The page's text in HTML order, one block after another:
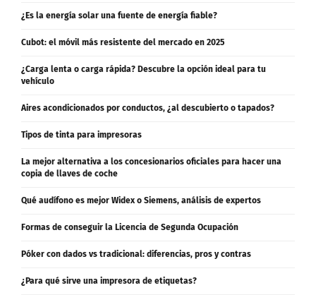
¿Es la energía solar una fuente de energía fiable?
Cubot: el móvil más resistente del mercado en 2025
¿Carga lenta o carga rápida? Descubre la opción ideal para tu
vehículo
Aires acondicionados por conductos, ¿al descubierto o tapados?
Tipos de tinta para impresoras
La mejor alternativa a los concesionarios oficiales para hacer una
copia de llaves de coche
Qué audífono es mejor Widex o Siemens, análisis de expertos
Formas de conseguir la Licencia de Segunda Ocupación
Póker con dados vs tradicional: diferencias, pros y contras
¿Para qué sirve una impresora de etiquetas?